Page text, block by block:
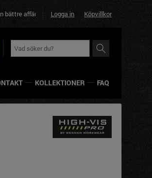
affär helt enkelt! Logga in Köpvillkor
KOLLEKTIONER FAQ